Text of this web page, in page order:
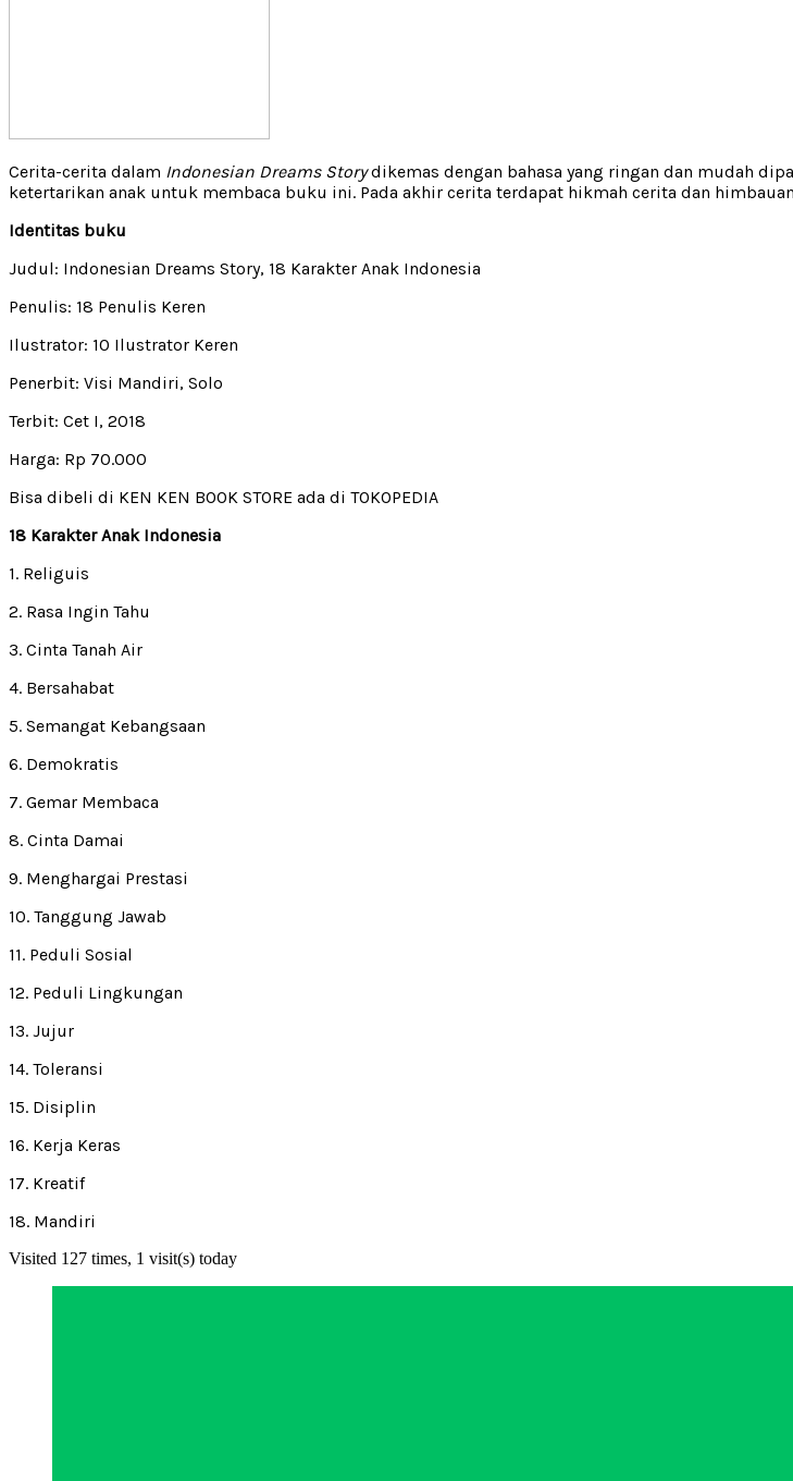
Cerita-cerita dalam Indonesian Dreams Storydikemas dengan bahasa yang ringan dan mudah
ketertarikan anak untuk membaca buku ini. Pada akhir cerita terdapat hikmah cerita dan
Identitas buku
Judul: Indonesian Dreams Story, 18 Karakter Anak Indonesia
Penulis: 18 Penulis Keren
Ilustrator: 10 Ilustrator Keren
Penerbit: Visi Mandiri, Solo
Terbit: Cet I, 2018
Harga: Rp 70.000
Bisa dibeli di KEN KEN BOOK STORE ada di TOKOPEDIA
18 Karakter Anak Indonesia
1. Religuis
2. Rasa Ingin Tahu
3. Cinta Tanah Air
4. Bersahabat
5. Semangat Kebangsaan
6. Demokratis
7. Gemar Membaca
8. Cinta Damai
9. Menghargai Prestasi
10. Tanggung Jawab
11. Peduli Sosial
12. Peduli Lingkungan
13. Jujur
14. Toleransi
15. Disiplin
16. Kerja Keras
17. Kreatif
18. Mandiri
Visited 127 times, 1 visit(s) today